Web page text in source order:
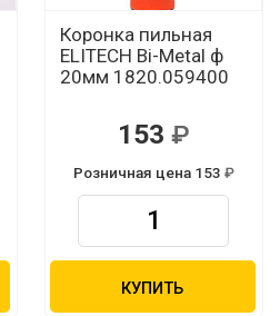
Коронка пильная
ELITECH Bi-Metal ф
20мм 1820.059400
153
Розничная цена 153
КУПИТЬ